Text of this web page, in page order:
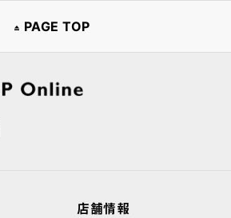
PAGE TOP
店舗情報